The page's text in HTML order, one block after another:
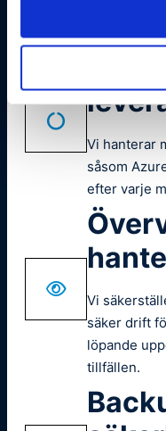
kompetens
Vi hanterar
såsom
efter varje
Vi
säker drift
löpande
tillfällen.